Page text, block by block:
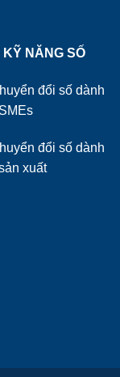
KỸ NĂNG SỐ
đổi số dành
đổi số dành
xuất